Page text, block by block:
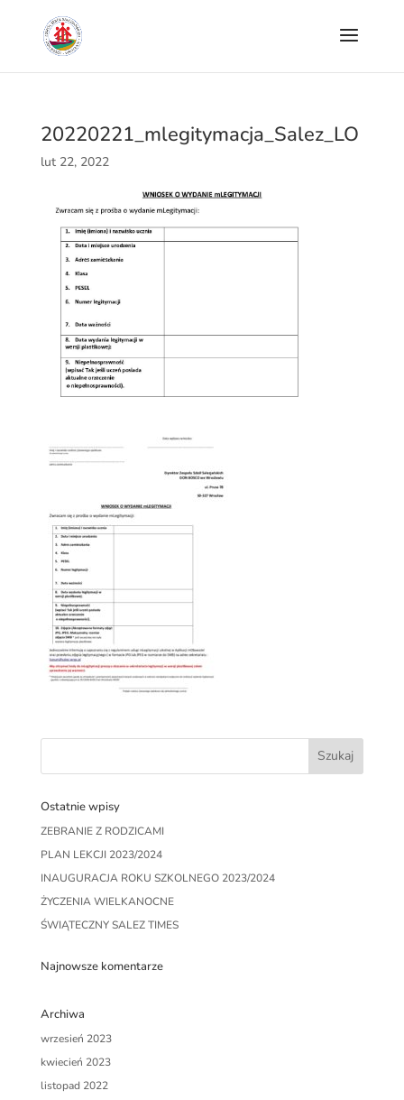
20220221_mlegitymacja_Salez_LO
lut 22, 2022
Ostatnie wpisy
ZEBRANIE Z RODZICAMI
PLAN LEKCJI 2023/2024
INAUGURACJA ROKU SZKOLNEGO 2023/2024
ŻYCZENIA WIELKANOCNE
ŚWIĄTECZNY SALEZ TIMES
Najnowsze komentarze
Archiwa
wrzesień 2023
kwiecień 2023
listopad 2022